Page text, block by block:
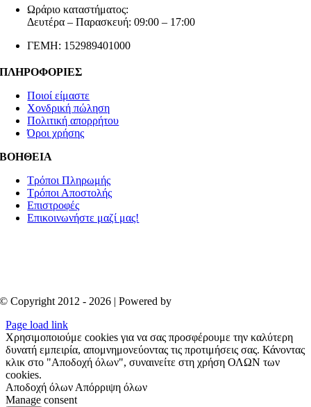
Ωράριο καταστήματος:
Δευτέρα – Παρασκευή: 09:00 – 17:00
ΓΕΜΗ: 152989401000
ΠΛΗΡΟΦΟΡΙΕΣ
Ποιοί είμαστε
Χονδρική πώληση
Πολιτική απορρήτου
Όροι χρήσης
ΒΟΗΘΕΙΑ
Τρόποι Πληρωμής
Τρόποι Αποστολής
Επιστροφές
Επικοινωνήστε μαζί μας!
© Copyright 2012 - 2026 | Powered by
Page load link
Χρησιμοποιούμε cookies για να σας προσφέρουμε την καλύτερη
δυνατή εμπειρία, απομνημονεύοντας τις προτιμήσεις σας. Κάνοντας
κλικ στο "Αποδοχή όλων", συναινείτε στη χρήση ΟΛΩΝ των
cookies.
Αποδοχή όλων Απόρριψη όλων
Manage consent